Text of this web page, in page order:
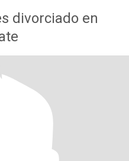
divorciado en